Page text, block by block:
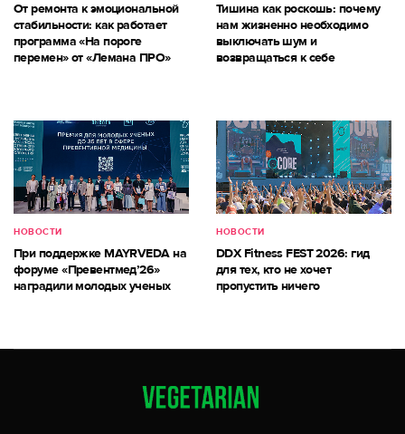
От ремонта к эмоциональной
стабильности: как работает
программа «На пороге
перемен» от «Лемана ПРО»
Тишина как роскошь: почему
нам жизненно необходимо
выключать шум и
возвращаться к себе
НОВОСТИ
При поддержке MAYRVEDA на
форуме «Превентмед’26»
наградили молодых ученых
НОВОСТИ
DDX Fitness FEST 2026: гид
для тех, кто не хочет
пропустить ничего